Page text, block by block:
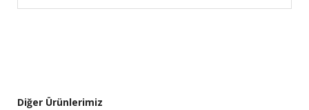
Diğer Ürünlerimiz